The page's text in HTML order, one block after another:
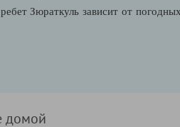
Зюраткуль зависит от
домой